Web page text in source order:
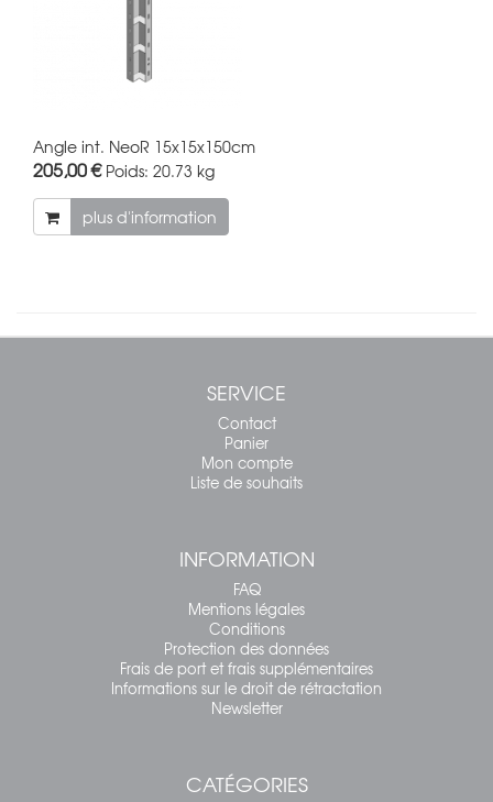
Angle int. NeoR 15x15x150cm
205,00 € Poids: 20.73 kg
plus d'information
SERVICE
Contact
Panier
Mon compte
Liste de souhaits
INFORMATION
FAQ
Mentions légales
Conditions
Protection des données
Frais de port et frais supplémentaires
Informations sur le droit de rétractation
Newsletter
CATÉGORIES